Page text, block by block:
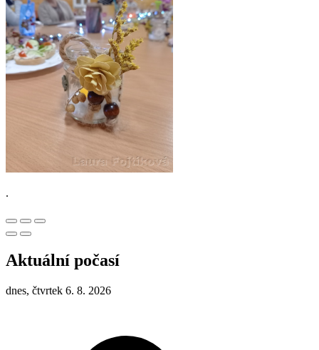
.
Aktuální počasí
dnes, čtvrtek 6. 8. 2026